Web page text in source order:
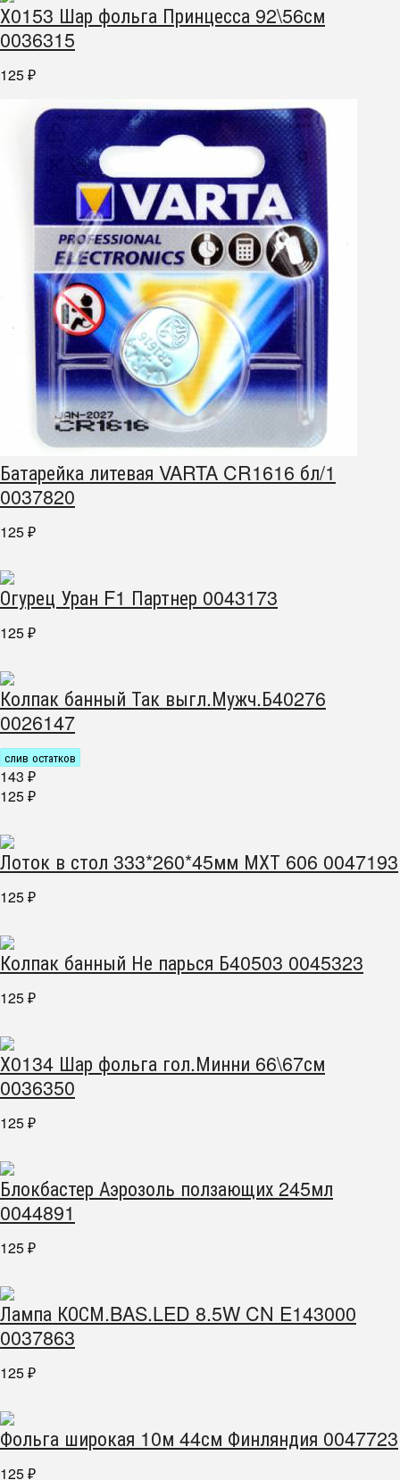
Х0153 Шар фольга Принцесса 92\56см
0036315
125 ₽
Батарейка литевая VARTA CR1616 бл/1
0037820
125 ₽
Огурец Уран F1 Партнер 0043173
125 ₽
Колпак банный Так выгл.Мужч.Б40276
0026147
слив остатков
143 ₽
125 ₽
Лоток в стол 333*260*45мм МХТ 606 0047193
125 ₽
Колпак банный Не парься Б40503 0045323
125 ₽
Х0134 Шар фольга гол.Минни 66\67см
0036350
125 ₽
Блокбастер Аэрозоль ползающих 245мл
0044891
125 ₽
Лампа КОСМ.BAS.LED 8.5W CN E143000
0037863
125 ₽
Фольга широкая 10м 44см Финляндия 0047723
125 ₽